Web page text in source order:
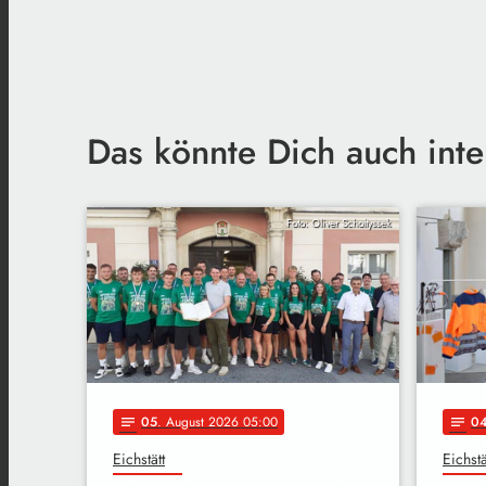
Das könnte Dich auch
Foto: Oliver Scholtyssek
notes 05. August 2026 05:00
Eichstätt
notes 04